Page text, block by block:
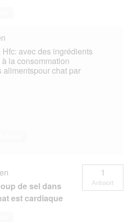
avec des ingrédients
la consommation
alimentspour chat par
de sel dans
est cardiaque
1
Antwort